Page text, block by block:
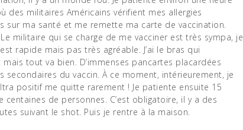
des militaires Américains vérifient mes allergies
sur ma santé et me remette ma carte de vaccination.
militaire qui se charge de me vacciner est très sympa, je
rapide mais pas très agréable. J’ai le bras qui
tout va bien. D’immenses pancartes placardées
du vaccin. À ce moment, intérieurement, je
positif me quitte rarement ! Je patiente ensuite 15
de personnes. C’est obligatoire, il y a des
suivant le shot. Puis je rentre à la maison.